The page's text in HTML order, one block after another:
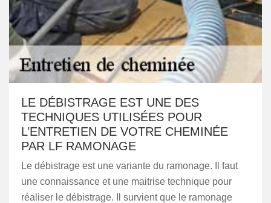
LE DÉBISTRAGE EST UNE DES
TECHNIQUES UTILISÉES POUR
L’ENTRETIEN DE VOTRE CHEMINÉE
PAR LF RAMONAGE
Le débistrage est une variante du ramonage. Il faut
une connaissance et une maitrise technique pour
réaliser le débistrage. Il survient que le ramonage